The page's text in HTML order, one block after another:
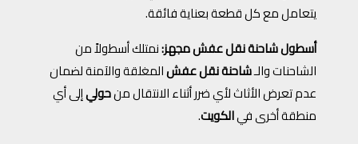
يتعامل مع كل قطعة بعناية فائقة.
أسطول شاحنة نقل عفش مجهز:نمتلك أسطولاً من
الشاحنات والـشاحنة نقل عفشالمغلقة والآمنة لضمان
عدم تعرض الأثاث لأي ضرر أثناء الانتقال منحوليإلى أي
منطقة أخرى فيالكويت.